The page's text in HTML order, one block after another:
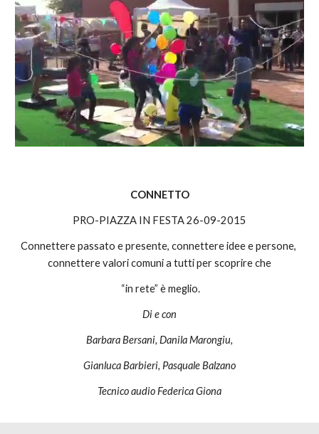
CONNETTO
PRO-PIAZZA IN FESTA 26-09-2015
Connettere passato e presente, connettere idee e persone,
connettere valori comuni a tutti per scoprire che
“in rete” è meglio.
Di e con
Barbara Bersani, Danila Marongiu,
Gianluca Barbieri, Pasquale Balzano
Tecnico audio Federica Giona